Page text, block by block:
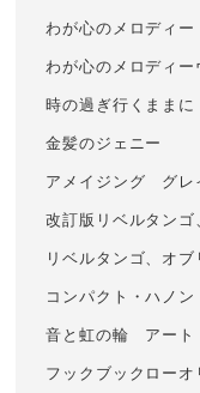
わが心のメロディー
わが心のメロディー
時の過ぎ行くままに
金髪のジェニー
アメイジング グレ
改訂版リベルタンゴ
リベルタンゴ、オブ
コンパクト・ハノン
音と虹の輪 アート
フックブックロー